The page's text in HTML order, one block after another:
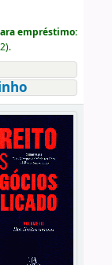
empréstimo: